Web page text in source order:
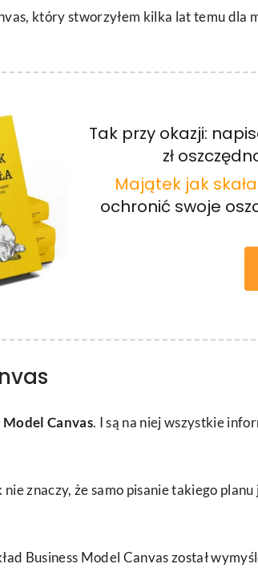
który stworzyłem kilka lat temu dla
Tak przy okazji:
zł
Majątek jak skała
ochronić swoje
Model Canvas. I są na niej wszystkie
znaczy, że samo pisanie takiego
Business Model Canvas został